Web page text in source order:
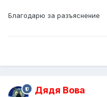
Благодарю за разъяснение
Дядя Вова